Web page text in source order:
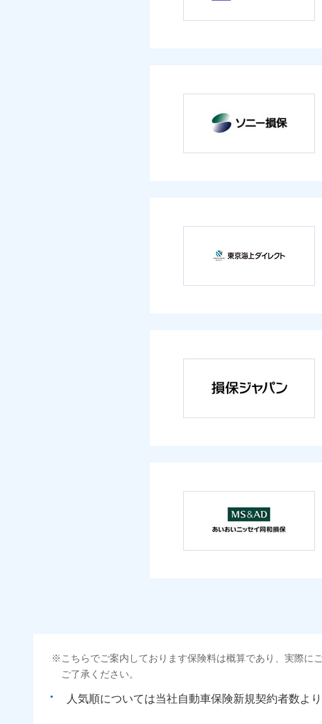
こちらでご案内しております保険料は概算であり、実際
ご了承ください。
人気順については当社 新規契約者数よ